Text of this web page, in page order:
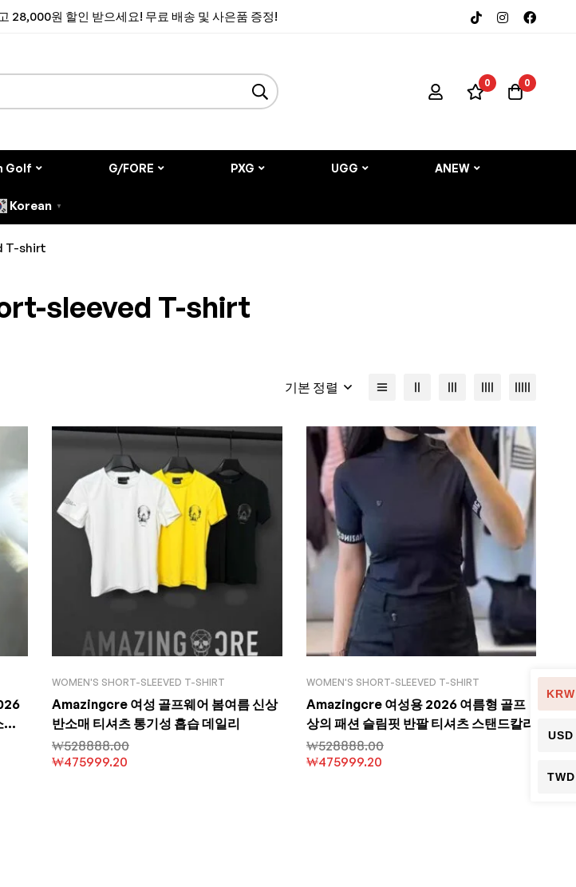
28,000원 할인 받으세요! 무료 배송 및 사은품 증정!
0 0
Golf G/FORE PXG UGG ANEW
Korean ▼
T-shirt
sleeved T-shirt
기본 정렬
재
WOMEN'S SHORT-SLEEVED T-SHIRT
Amazingcre 여성 골프웨어 봄여름 신상
반소매 티셔츠 통기성 흡습 데일리
₩528888.00
₩475999.20
WOMEN'S SHORT-SLEEVED T-SHIRT
Amazingcre 여성용 2026 여름형 골프
상의 패션 슬림핏 반팔 티셔츠 스탠드칼라
₩528888.00
₩475999.20
KRW
USD
TWD